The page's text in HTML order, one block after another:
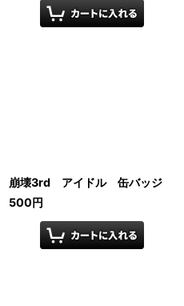
崩壊3rd アイドル 缶バッジ
500円